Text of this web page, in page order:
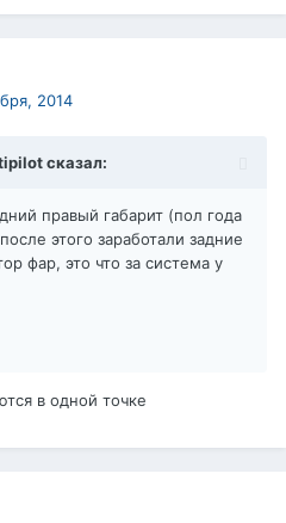
2014
сказал:
правый габарит (пол года
этого заработали задние
фар, это что за система у
в одной точке